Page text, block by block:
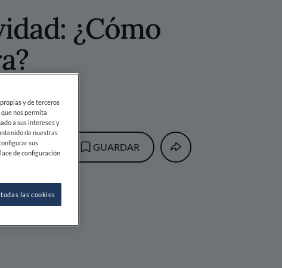
¿Cómo
GUARDAR
y de terceros
nos permita
a sus intereses y
de nuestras
sus
de configuración
las cookies